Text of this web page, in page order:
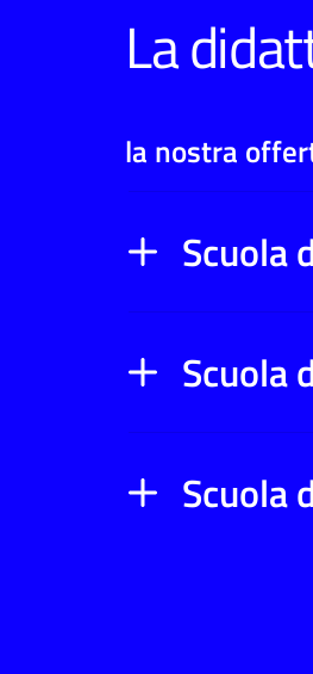
La
la nostra
Scuola
Scuola
Scuola